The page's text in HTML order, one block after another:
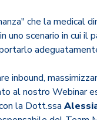
che la medical
uno scenario in cui il
inbound,
al nostro Webinar
la Dott.ssa